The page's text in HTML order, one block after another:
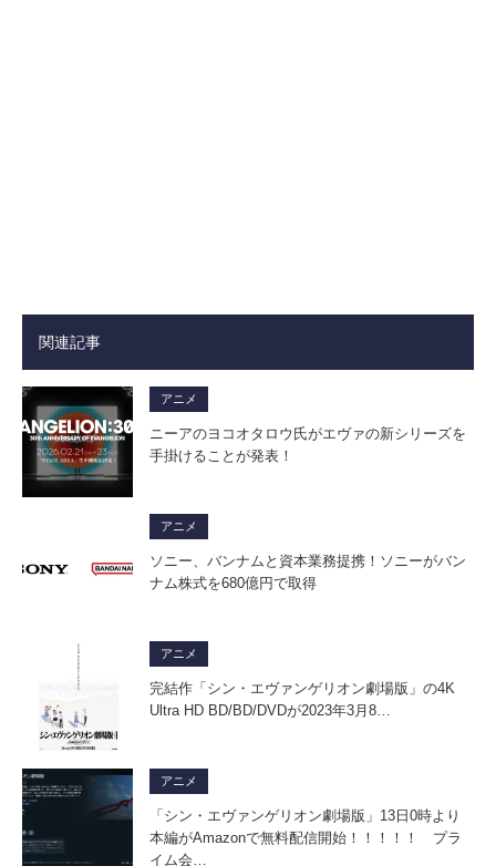
関連記事
アニメ
ニーアのヨコオタロウ氏がエヴァの新シリーズを
手掛けることが発表！
アニメ
ソニー、バンナムと資本業務提携！ソニーがバン
ナム株式を680億円で取得
アニメ
完結作「シン・エヴァンゲリオン劇場版」の4K
Ultra HD BD/BD/DVDが2023年3月8…
アニメ
「シン・エヴァンゲリオン劇場版」13日0時より
本編がAmazonで無料配信開始！！！！！ プラ
イム会…